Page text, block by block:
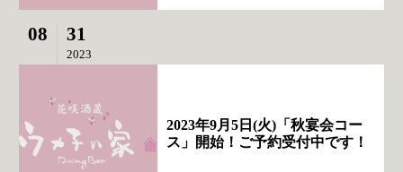
08 31
2023
2023年9月5日(火)「秋宴会コー
ス」開始！ご予約受付中です！